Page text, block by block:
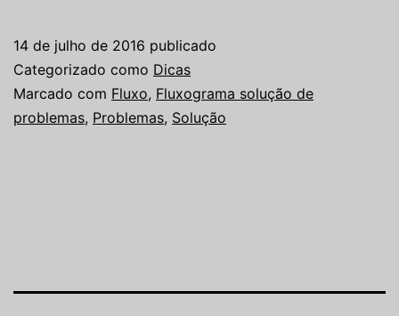
14 de julho de 2016 publicado
Categorizado como Dicas
Marcado com Fluxo, Fluxograma solução de
problemas, Problemas, Solução